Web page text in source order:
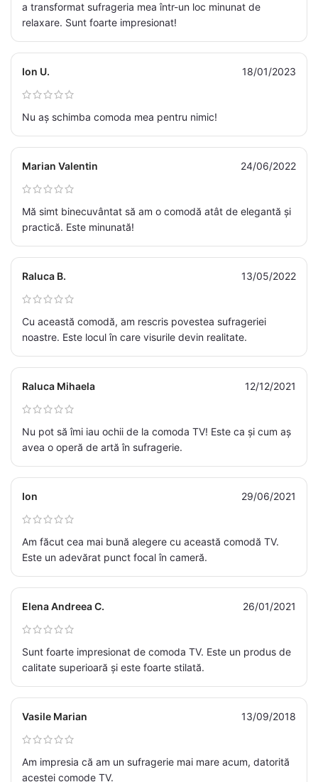
a transformat sufrageria mea într-un loc minunat de
relaxare. Sunt foarte impresionat!
Ion U. 18/01/2023
Nu aș schimba comoda mea pentru nimic!
Marian Valentin 24/06/2022
Mă simt binecuvântat să am o comodă atât de elegantă și
practică. Este minunată!
Raluca B. 13/05/2022
Cu această comodă, am rescris povestea sufrageriei
noastre. Este locul în care visurile devin realitate.
Raluca Mihaela 12/12/2021
Nu pot să îmi iau ochii de la comoda TV! Este ca și cum aș
avea o operă de artă în sufragerie.
Ion 29/06/2021
Am făcut cea mai bună alegere cu această comodă TV.
Este un adevărat punct focal în cameră.
Elena Andreea C. 26/01/2021
Sunt foarte impresionat de comoda TV. Este un produs de
calitate superioară și este foarte stilată.
Vasile Marian 13/09/2018
Am impresia că am un sufragerie mai mare acum, datorită
acestei comode TV.